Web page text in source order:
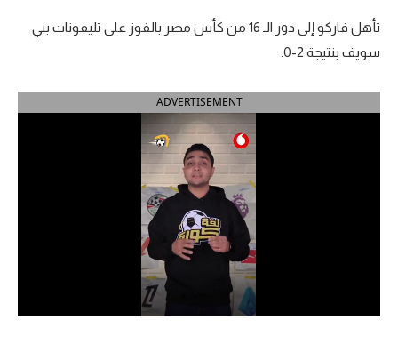
الدوري الإسباني
الدوري الإيطالي
الدوري السعودي للمحترفين
دوري أبطال إفريقيا
تأهل فاركو إلى دور الـ 16 من كأس مصر بالفوز على تليفونات بني
سويف بنتيجة 2-0.
ADVERTISEMENT